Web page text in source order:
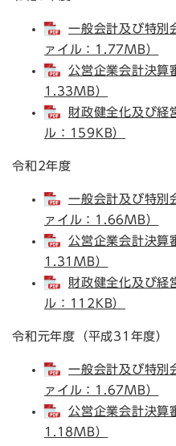
一般会計及び特別
ァイル：1.77MB）
公営企業会計決算
1.33MB）
財政健全化及び経
ル：159KB）
令和2年度
一般会計及び特別
ァイル：1.66MB）
公営企業会計決算
1.31MB）
財政健全化及び経
ル：112KB）
令和元年度（平成31年度）
一般会計及び特別
ァイル：1.67MB）
公営企業会計決算
1.18MB）